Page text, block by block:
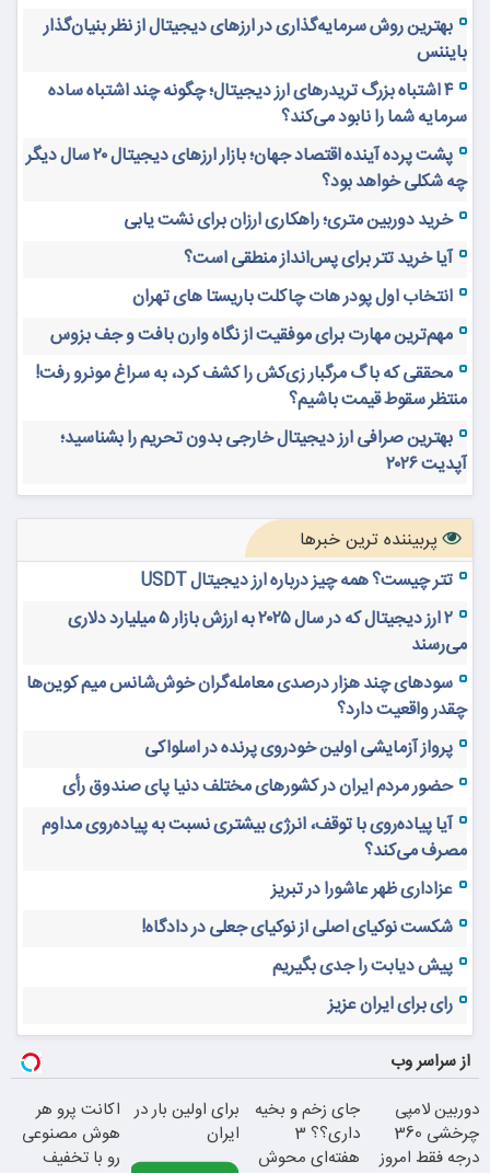
بهترین روش سرمایه‌گذاری در ارزهای دیجیتال از نظر بنیان‌گذار
بایننس
۴ اشتباه بزرگ تریدرهای ارز دیجیتال؛ چگونه چند اشتباه ساده
سرمایه شما را نابود می‌کند؟
پشت پرده آینده اقتصاد جهان؛ بازار ارزهای دیجیتال ۲۰ سال دیگر
چه شکلی خواهد بود؟
خرید دوربین متری؛ راهکاری ارزان برای نشت یابی
آیا خرید تتر برای پس‌انداز منطقی است؟
انتخاب اول پودر هات چاکلت باریستا های تهران
مهم‌ترین مهارت برای موفقیت از نگاه وارن بافت و جف بزوس
محققی که باگ مرگبار زی‌کش را کشف کرد، به سراغ مونرو رفت!
منتظر سقوط قیمت باشیم؟
بهترین صرافی ارز دیجیتال خارجی بدون تحریم را بشناسید؛
آپدیت ۲۰۲۶
پربیننده ترین خبرها
تتر چیست؟ همه چیز درباره ارز دیجیتال USDT
۲ ارز دیجیتال که در سال ۲۰۲۵ به ارزش بازار ۵ میلیارد دلاری
می‌رسند
سودهای چند هزار درصدی معامله‌گران خوش‌شانس میم کوین‌ها
چقدر واقعیت دارد؟
پرواز آزمایشی اولین خودروی پرنده در اسلواکی
حضور مردم ایران در کشورهای مختلف دنیا پای صندوق رأی
آیا پیاده‌روی با توقف، انرژی بیشتری نسبت به پیاده‌روی مداوم
مصرف می‌کند؟
عزاداری ظهر عاشورا در تبریز
شکست نوکیای اصلی از نوکیای جعلی در دادگاه!
پیش دیابت را جدی بگیریم
رای برای ایران عزیز
از سراسر وب
دوربین لامپی
چرخشی 360
درجه فقط امروز
جای زخم و بخیه
داری؟؟ 3
هفته‌ای محوش
برای اولین بار در
ایران
اکانت پرو هر
هوش مصنوعی
رو با تخفیف